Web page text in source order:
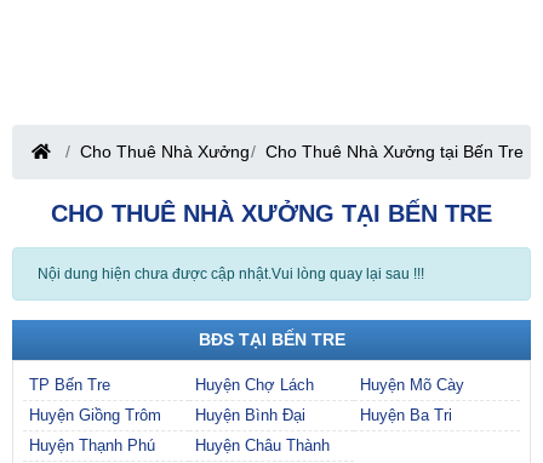
Cho Thuê Nhà Xưởng Cho Thuê Nhà Xưởng tại Bến Tre
CHO THUÊ NHÀ XƯỞNG TẠI BẾN TRE
Nội dung hiện chưa được cập nhật.Vui lòng quay lại sau !!!
BĐS TẠI BẾN TRE
TP Bến Tre Huyện Chợ Lách
Huyện Mõ Cày
Huyện Giồng Trôm
Huyện Bình Đại
Huyện Ba Tri
Huyện Thạnh Phú
Huyện Châu Thành